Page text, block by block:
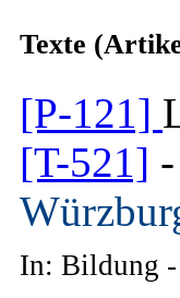
Texte
[P-121]
[T-521] -
In: Bildung